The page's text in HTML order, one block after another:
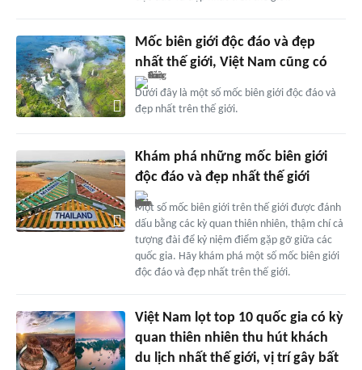
Mốc biên giới độc đáo và đẹp
nhất thế giới, Việt Nam cũng có
Dưới đây là một số mốc biên giới độc đáo và
đẹp nhất trên thế giới.
Khám phá những mốc biên giới
độc đáo và đẹp nhất thế giới
Một số mốc biên giới trên thế giới được đánh
dấu bằng các kỳ quan thiên nhiên, thậm chí cả
tượng đài để kỷ niệm điểm gặp gỡ giữa các
quốc gia. Hãy khám phá một số mốc biên giới
độc đáo và đẹp nhất trên thế giới.
Việt Nam lọt top 10 quốc gia có kỳ
quan thiên nhiên thu hút khách
du lịch nhất thế giới, vị trí gây bất